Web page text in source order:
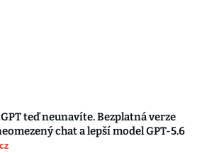
teď neunavíte. Bezplatná verze
chat a lepší model GPT-5.6